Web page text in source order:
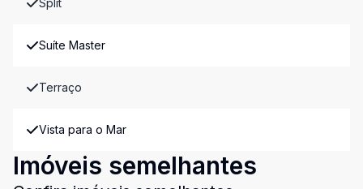
Split
Suíte Master
Terraço
Vista para o Mar
Imóveis semelhantes